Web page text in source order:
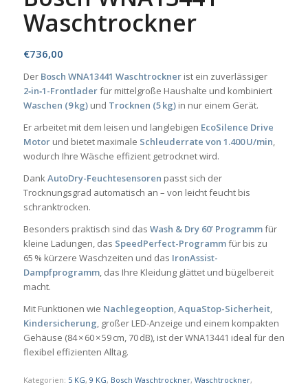
Waschtrockner
€736,00
Der Bosch WNA13441 Waschtrocknerist ein zuverlässiger
2‑in‑1-Frontladerfür mittelgroße Haushalte und kombiniert
Waschen (9 kg)und Trocknen (5 kg)in nur einem Gerät.
Er arbeitet mit dem leisen und langlebigen EcoSilence Drive
Motorund bietet maximale Schleuderrate von 1.400 U/min,
wodurch Ihre Wäsche effizient getrocknet wird.
DankAutoDry-Feuchtesensoren passt sich der
Trocknungsgrad automatisch an – von leicht feucht bis
schranktrocken.
Besonders praktisch sind das Wash & Dry 60’ Programmfür
kleine Ladungen, das SpeedPerfect-Programmfür bis zu
65 % kürzere Waschzeiten und das IronAssist-
Dampfprogramm, das Ihre Kleidung glättet und bügelbereit
macht.
Mit Funktionen wie Nachlegeoption,AquaStop-Sicherheit,
Kindersicherung, großer LED-Anzeige und einem kompakten
Gehäuse (84 × 60 × 59 cm, 70 dB), ist der WNA13441 ideal für den
flexibel effizienten Alltag.
Kategorien: 5 KG, 9 KG, Bosch Waschtrockner, Waschtrockner,